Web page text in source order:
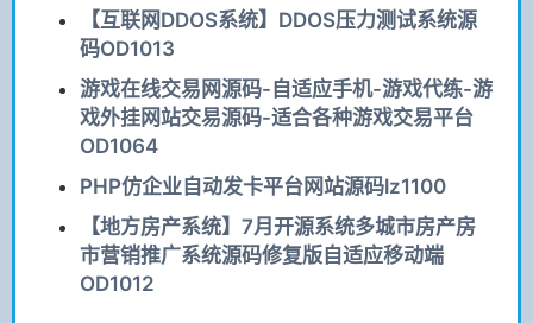
【互联网DDOS系统】DDOS压力测试系统源
码OD1013
游戏在线交易网源码-自适应手机-游戏代练-游
戏外挂网站交易源码-适合各种游戏交易平台
OD1064
PHP仿企业自动发卡平台网站源码lz1100
【地方房产系统】7月开源系统多城市房产房
市营销推广系统源码修复版自适应移动端
OD1012